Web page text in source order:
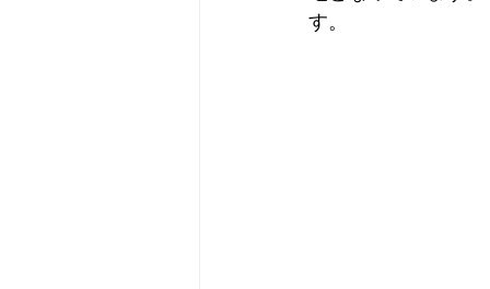
す。